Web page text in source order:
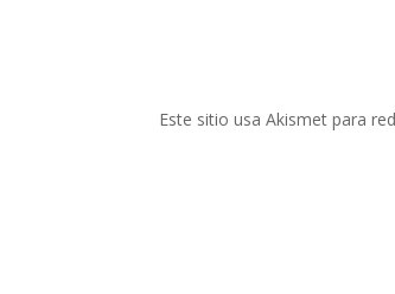
Este sitio usa Akismet para